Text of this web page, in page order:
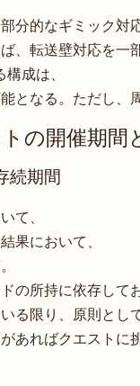
分的なギミック対
、転送壁対応を一
成は、
となる。ただし、
の開催期間
続期間
て、
果において、
の所持に依存して
る限り、原則とし
あればクエストに